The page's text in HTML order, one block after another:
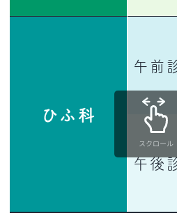
ひふ科
午前
午後
スクロール